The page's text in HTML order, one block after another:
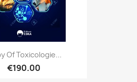
Of Toxicologie...
€190.00